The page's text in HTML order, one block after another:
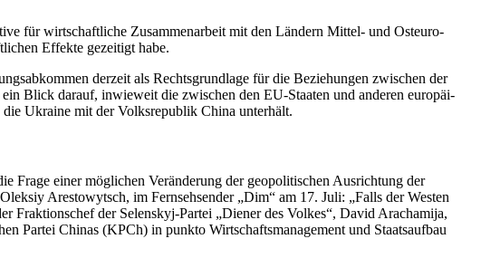
für wirt­schaft­li­che Zusam­men­ar­beit mit den Ländern Mittel- und Ost­eu­ro­
Effekte gezei­tigt habe.
derzeit als Rechts­grund­lage für die Bezie­hun­gen zwi­schen der
Blick darauf, inwie­weit die zwi­schen den EU-Staaten und anderen euro­päi­
Ukraine mit der Volks­re­pu­blik China unterhält.
Frage einer mög­li­chen Ver­än­de­rung der geo­po­li­ti­schen Aus­rich­tung der
Ares­to­wytsch, im Fern­seh­sen­der „Dim“ am 17. Juli: „Falls der Westen
der Selen­skyj-Partei „Diener des Volkes“, David Aracha­mija,
Partei Chinas (KPCh) in punkto Wirt­schafts­ma­nage­ment und Staats­auf­bau